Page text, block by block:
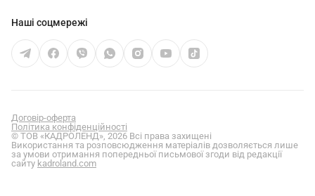
Наші соцмережі
Договір-оферта
Політика конфіденційності
© ТОВ «КАДРОЛЕНД», 2026 Всі права захищені
Використання та розповсюдження матеріалів дозволяється лише
за умови отримання попередньої письмової згоди від редакції
сайту kadroland.com